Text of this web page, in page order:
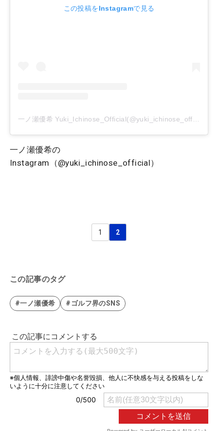
この投稿をInstagramで見る
一ノ瀬優希 Yuki_Ichinose_Official(@yuki_ichinose_official)がシェアした投稿
一ノ瀬優希の
Instagram（@yuki_ichinose_official）
1 2
この記事のタグ
#一ノ瀬優希 #ゴルフ界のSNS